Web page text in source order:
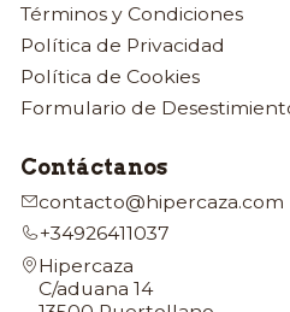
Términos y Condiciones
Política de Privacidad
Política de Cookies
Formulario de
Contáctanos
contacto@hipercaza.com
+34926411037
Hipercaza
C/aduana 14